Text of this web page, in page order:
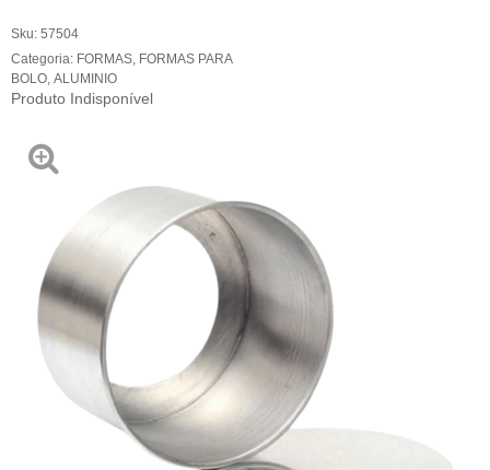
Sku: 57504
Categoria: FORMAS FORMAS PARA
BOLO ALUMINIO
Produto Indisponível